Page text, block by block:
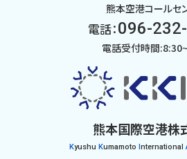
熊本空港コールセ
電話：096-
電話受付時間
熊本国際空港株
Kyushu Kumamoto International